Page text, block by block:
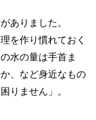
ありました。
を作り慣れておく
水の量は手首ま
、など身近なもの
りません」。